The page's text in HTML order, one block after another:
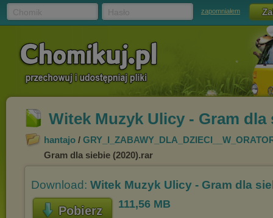
zapomniałem
Witek Muzyk Ulicy - Gram dla
hantajo /
Gram dla siebie (2020).rar
Download: Witek Muzyk Ulicy - Gram dla
Pobierz 111,56 MB